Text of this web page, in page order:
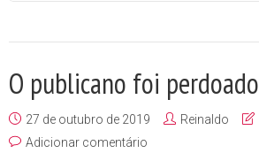
O publicano foi perdoado
27 de outubro de 2019 Reinaldo
Adicionar comentário